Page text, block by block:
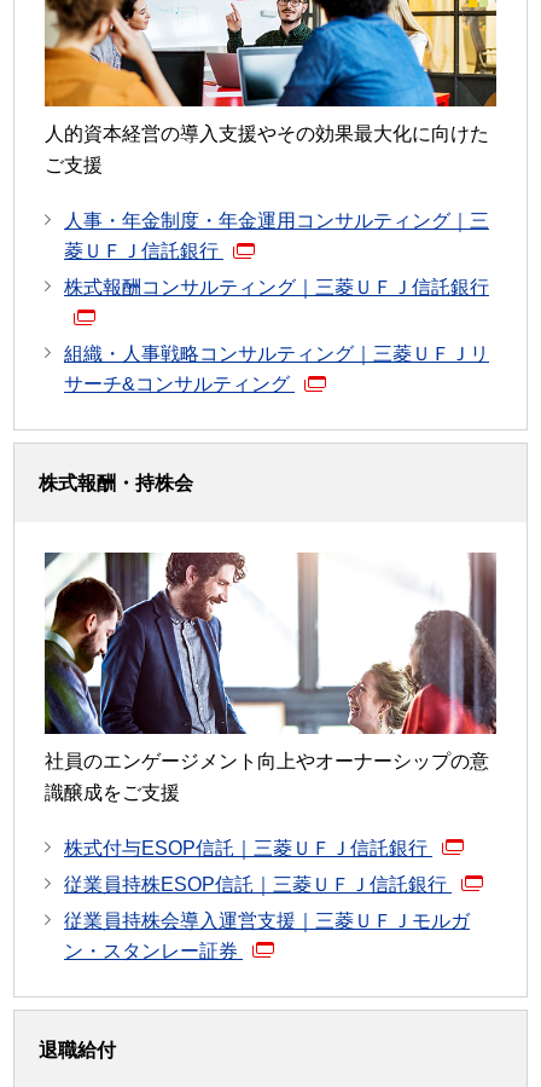
人的資本経営の導入支援やその効果最大化に向けた
ご支援
人事・年金制度・年金運用コンサルティング｜三
菱ＵＦＪ信託銀行
株式報酬コンサルティング｜三菱ＵＦＪ信託銀行
組織・人事戦略コンサルティング｜三菱ＵＦＪリ
サーチ&コンサルティング
株式報酬・持株会
社員のエンゲージメント向上やオーナーシップの意
識醸成をご支援
株式付与ESOP信託｜三菱ＵＦＪ信託銀行
従業員持株ESOP信託｜三菱ＵＦＪ信託銀行
従業員持株会導入運営支援｜三菱ＵＦＪモルガ
ン・スタンレー証券
退職給付